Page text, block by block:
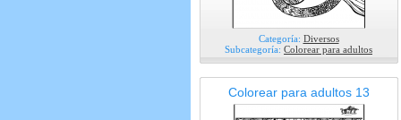
Categoría: Diversos
Subcategoría: Colorear para adultos
Colorear para adultos 13